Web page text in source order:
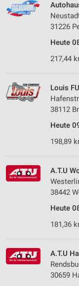
31226
Heute
217,44
Louis
38112
Heute
198,89
A.T.U
38442
Heute
181,36
A.T.U
30659